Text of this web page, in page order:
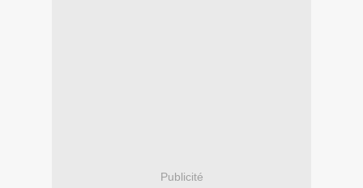
Publicité